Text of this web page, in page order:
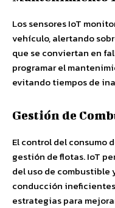
Los sensores IoT
vehículo, alertando
que se conviertan en
programar el
evitando tiempos de
Gestión de
El control del consumo
gestión de flotas. IoT
del uso de
conducción
estrategias para